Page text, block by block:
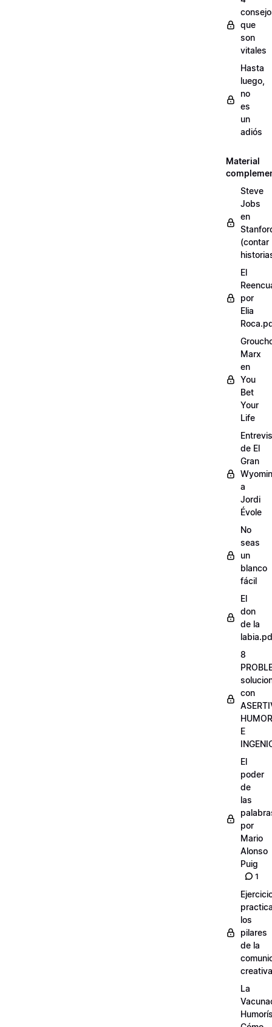
que
son
vitales
Hasta
luego,
no
es
un
adiós
Material
Steve
Jobs
en
(contar
El
por
Elia
Marx
en
You
Bet
Your
Life
de El
Gran
a
Jordi
Évole
No
seas
un
blanco
fácil
El
don
de la
8
con
HUMOR
E
El
poder
de
las
por
Mario
Alonso
Puig
1
los
pilares
de la
creativa
La